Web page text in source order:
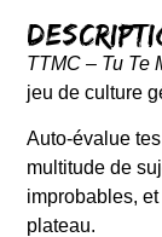
TTMC – Tu Te
jeu de culture
Auto-évalue
multitude de
improbables,
plateau.